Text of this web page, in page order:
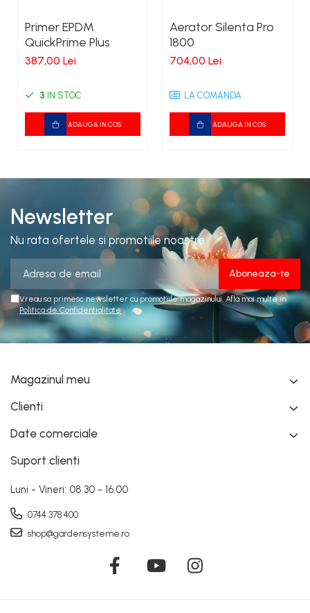
Primer EPDM
QuickPrime Plus
387,00 Lei
3 IN STOC
ADAUGA IN COS
Aerator Silenta Pro
1800
704,00 Lei
LA COMANDA
ADAUGA IN COS
Newsletter
Nu rata ofertele si promotiile noastre
Vreau sa primesc newsletter cu promotiile magazinului. Afla mai multe in
Politica de Confidentialitate
Magazinul meu
Clienti
Date comerciale
Suport clienti
Luni - Vineri: 08.30 - 16.00
0744 378 400
shop@gardensysteme.ro